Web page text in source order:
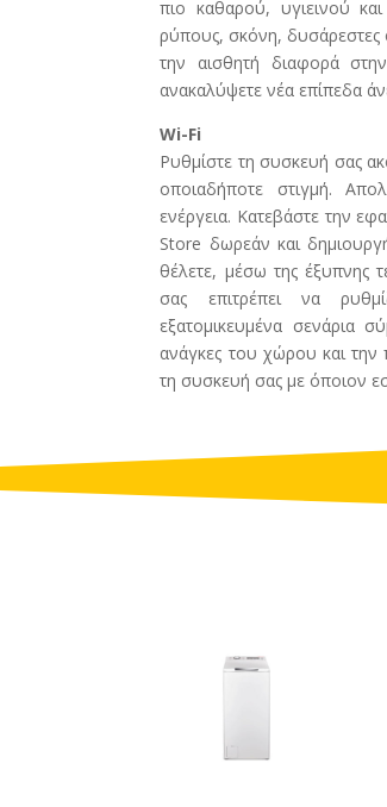
πιο καθαρού, υγιεινού
ρύπους, σκόνη, δυσάρεστες
την αισθητή διαφορά
ανακαλύψετε νέα επίπεδα
Wi-Fi
Ρυθμίστε τη συσκευή σας
οποιαδήποτε στιγμή.
ενέργεια. Κατεβάστε την
Store δωρεάν και
θέλετε, μέσω της έξυπνης
σας επιτρέπει να
εξατομικευμένα σενάρια
ανάγκες του χώρου και την
τη συσκευή σας με όποιον